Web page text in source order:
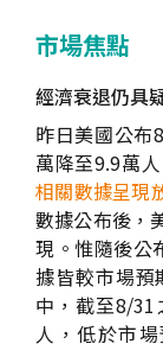
市場焦點
經濟衰退仍具
昨日美國公布
萬降至9.9萬
相關數據呈現
數據公布後，
現。惟隨後公
據皆較市場預
中，截至8/31
人，低於市